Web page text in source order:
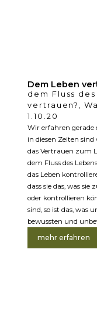
Dem Leben
dem Fluss
vertrauen?,
1.10.20
Wir erfahren gerade
in diesen Zeiten
das Vertrauen zum
dem Fluss des
das Leben
dass sie das, was
oder kontrollieren
sind, so ist das, was
bewussten und
mehr erfahren